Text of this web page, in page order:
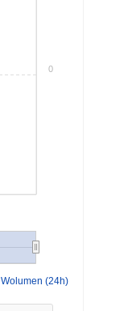
Wolumen (24h)
0